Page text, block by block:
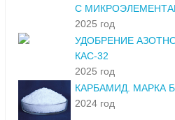
С
2025 год
УДОБРЕНИЕ
КАС-32
2025 год
КАРБАМИД. МАРКА Б
2024 год